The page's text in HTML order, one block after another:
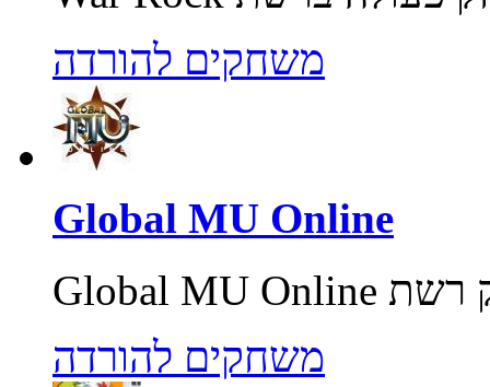
משחקים להורדה
Global MU Online
משחקים להורדה